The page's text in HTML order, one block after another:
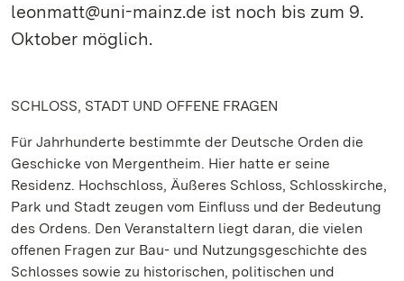
leonmatt@uni-mainz.de ist noch bis zum 9.
Oktober möglich.
SCHLOSS, STADT UND OFFENE FRAGEN
Für Jahrhunderte bestimmte der Deutsche Orden die
Geschicke von Mergentheim. Hier hatte er seine
Residenz. Hochschloss, Äußeres Schloss, Schlosskirche,
Park und Stadt zeugen vom Einfluss und der Bedeutung
des Ordens. Den Veranstaltern liegt daran, die vielen
offenen Fragen zur Bau- und Nutzungsgeschichte des
Schlosses sowie zu historischen, politischen und